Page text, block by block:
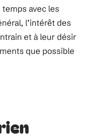
avec les
l’intérêt des
et à leur désir
que possible